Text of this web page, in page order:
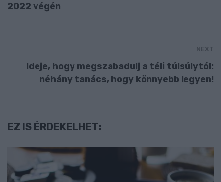
2022 végén
NEXT
Ideje, hogy megszabadulj a téli túlsúlytól:
néhány tanács, hogy könnyebb legyen!
EZ IS ÉRDEKELHET: